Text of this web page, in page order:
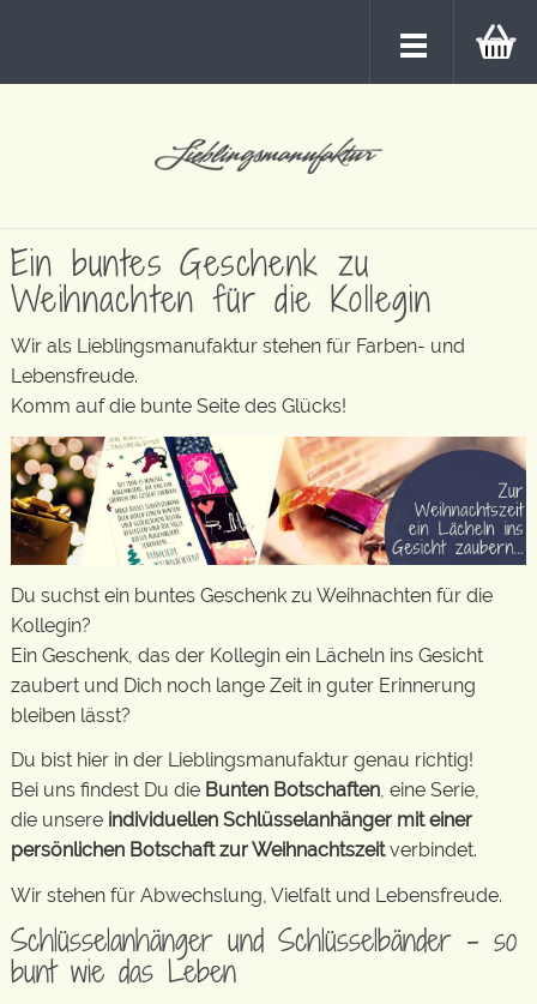
Ein buntes Geschenk zu
Weihnachten für die Kollegin
Wir als Lieblingsmanufaktur stehen für Farben- und
Lebensfreude.
Komm auf die bunte Seite des Glücks!
Du suchst ein buntes Geschenk zu Weihnachten für die
Kollegin?
Ein Geschenk, das der Kollegin ein Lächeln ins Gesicht
zaubert und Dich noch lange Zeit in guter Erinnerung
bleiben lässt?
Du bist hier in der Lieblingsmanufaktur genau richtig!
Bei uns findest Du die Bunten Botschaften, eine Serie,
die unsere individuellen Schlüsselanhänger mit einer
persönlichen Botschaft zur Weihnachtszeitverbindet.
Wir stehen für Abwechslung, Vielfalt und Lebensfreude.
Schlüsselanhänger und Schlüsselbänder – so
bunt wie das Leben